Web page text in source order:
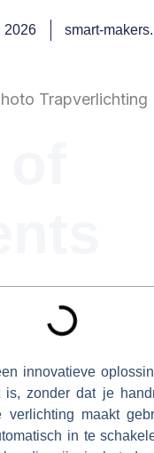
2026 smart-
innovatieve
zonder dat je
verlichting maakt
in te